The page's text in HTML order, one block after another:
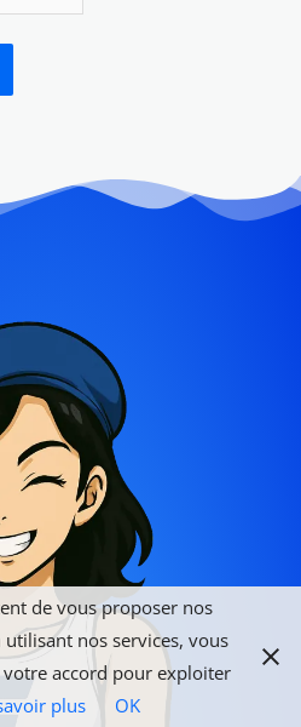
de vous proposer nos
nos services, vous
accord pour exploiter
plus OK